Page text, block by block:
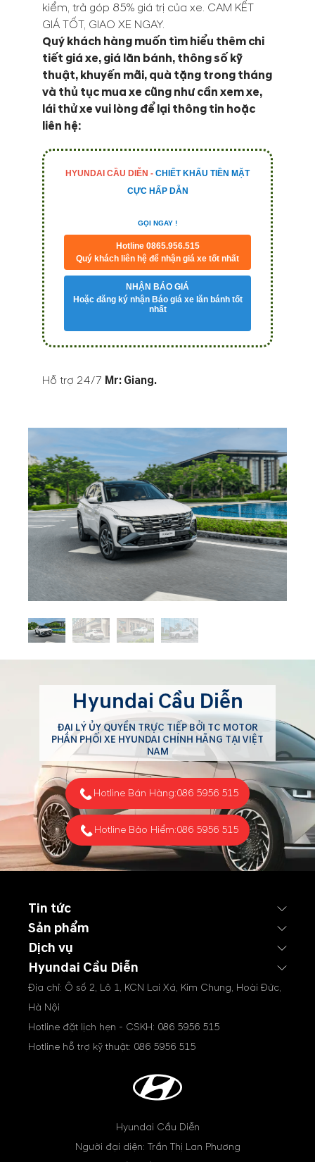
kiểm, trả góp 85% giá trị của xe. CAM KẾT
GIÁ TỐT, GIAO XE NGAY.
Quý khách hàng muốn tìm hiểu thêm chi
tiết giá xe, giá lăn bánh, thông số kỹ
thuật, khuyến mãi, quà tặng trong tháng
và thủ tục mua xe cũng như cần xem xe,
lái thử xe vui lòng để lại thông tin hoặc
liên hệ:
HYUNDAI CẦU DIỄN - CHIẾT KHẤU TIỀN MẶT
CỰC HẤP DẪN
GỌI NGAY !
Hotline 0865.956.515
Quý khách liên hệ để nhận giá xe tốt nhất
NHẬN BÁO GIÁ
Hoặc đăng ký nhận Báo giá xe lăn bánh tốt
nhất
Hỗ trợ 24/7 Mr: Giang.
Hyundai Cầu Diễn
ĐẠI LÝ ỦY QUYỀN TRỰC TIẾP BỞI TC MOTOR
PHÂN PHỐI XE HYUNDAI CHÍNH HÃNG TẠI VIỆT
NAM
Hotline Bán Hàng:086 5956 515
Hotline Bảo Hiểm:086 5956 515
Tin tức
Sản phẩm
Dịch vụ
Hyundai Cầu Diễn
Địa chỉ: Ô số 2, Lô 1, KCN Lai Xá, Kim Chung, Hoài Đức,
Hà Nội
Hotline đặt lịch hẹn - CSKH: 086 5956 515
Hotline hỗ trợ kỹ thuật: 086 5956 515
Hyundai Cầu Diễn
Người đại diện: Trần Thị Lan Phương